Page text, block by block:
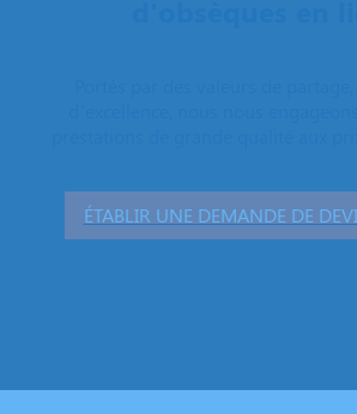
ÉTABLIR UNE DEMANDE DE